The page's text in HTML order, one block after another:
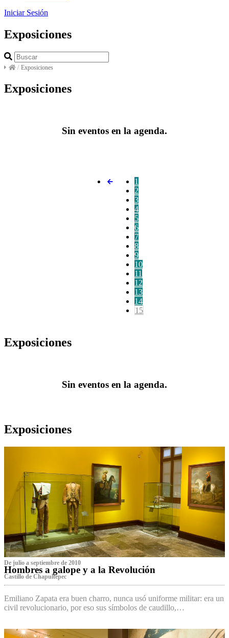
Iniciar Sesión
Exposiciones
/ Exposiciones
Exposiciones
Sin eventos en la agenda.
1
2
3
4
5
6
7
8
9
10
11
12
13
14
15
Exposiciones
Sin eventos en la agenda.
Exposiciones
De julio a septiembre de 2010
Hombres a galope y a la Revolución
Castillo de Chapultepec
Emiliano Zapata era buen charro, nunca usó uniforme militar: era un
civil revolucionario, por eso sus símbolos de caudillo,…